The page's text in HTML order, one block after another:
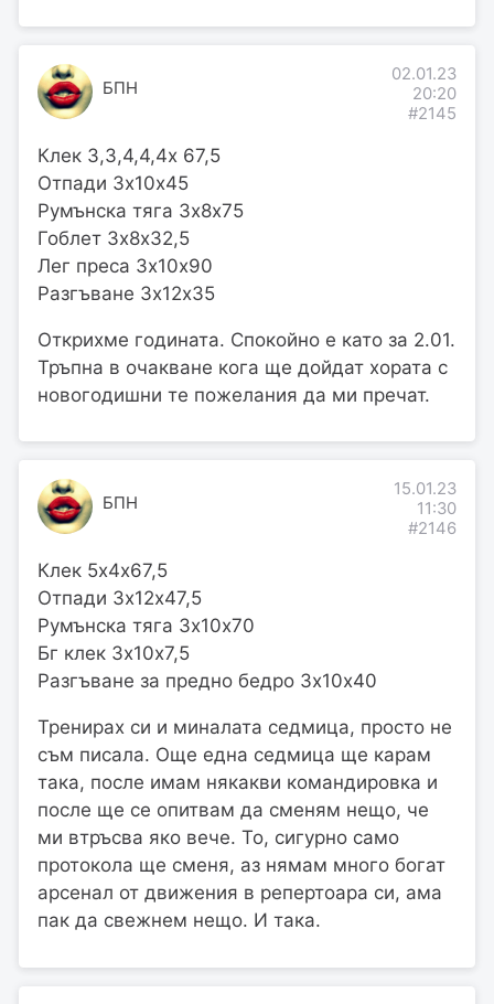
БПН
02.01.23
20:20
#2145
Клек 3,3,4,4,4х 67,5
Отпади 3х10х45
Румънска тяга 3х8х75
Гоблет 3х8х32,5
Лег преса 3х10х90
Разгъване 3х12х35
Открихме годината. Спокойно е като за 2.01.
Тръпна в очакване кога ще дойдат хората с
новогодишни те пожелания да ми пречат.
БПН
15.01.23
11:30
#2146
Клек 5х4х67,5
Отпади 3х12х47,5
Румънска тяга 3х10х70
Бг клек 3х10х7,5
Разгъване за предно бедро 3х10х40
Тренирах си и миналата седмица, просто не
съм писала. Още една седмица ще карам
така, после имам някакви командировка и
после ще се опитвам да сменям нещо, че
ми втръсва яко вече. То, сигурно само
протокола ще сменя, аз нямам много богат
арсенал от движения в репертоара си, ама
пак да свежнем нещо. И така.